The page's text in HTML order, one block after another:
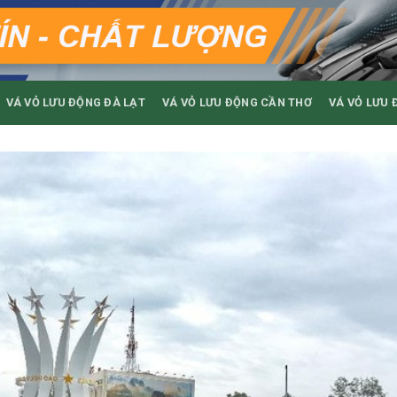
VÁ VỎ LƯU ĐỘNG ĐÀ LẠT VÁ VỎ LƯU ĐỘNG CẦN THƠ VÁ VỎ LƯU